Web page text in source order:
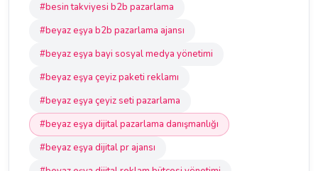
#besin takviyesi b2b pazarlama
#beyaz eşya b2b pazarlama ajansı
#beyaz eşya bayi sosyal medya yönetimi
#beyaz eşya çeyiz paketi reklamı
#beyaz eşya çeyiz seti pazarlama
#beyaz eşya dijital pazarlama danışmanlığı
#beyaz eşya dijital pr ajansı